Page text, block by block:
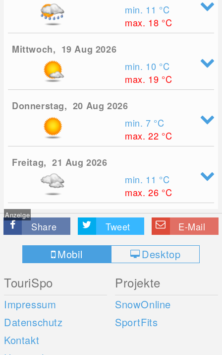
min. 11 °C
max. 18 °C
Mittwoch, 19 Aug 2026
min. 10 °C
max. 19 °C
Donnerstag, 20 Aug 2026
min. 7 °C
max. 22 °C
Freitag, 21 Aug 2026
min. 11 °C
max. 26 °C
Anzeige
Share Tweet E-Mail
Mobil Desktop
TouriSpo
Impressum
Datenschutz
Kontakt
Projekte
SnowOnline
SportFits